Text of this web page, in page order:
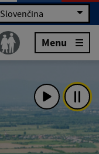
Slovenčina
Menu